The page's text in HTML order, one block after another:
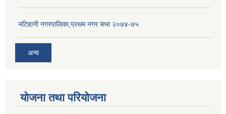
मटिहानी नगरपालिका,प्रथम नगर सभा २०७४-७५
अन्य
योजना तथा परियोजना